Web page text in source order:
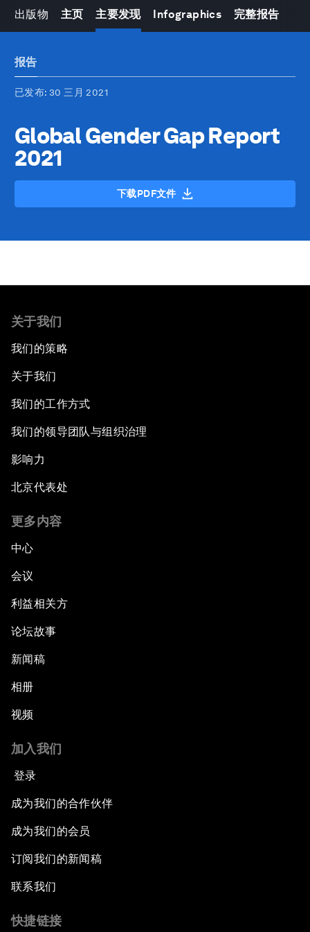
出版物 主页 主要发现 Infographics 完整报告
报告
已发布: 30 三月 2021
Global Gender Gap Report
2021
下载PDF文件
关于我们
我们的策略
关于我们
我们的工作方式
我们的领导团队与组织治理
影响力
北京代表处
更多内容
中心
会议
利益相关方
论坛故事
新闻稿
相册
视频
加入我们
登录
成为我们的合作伙伴
成为我们的会员
订阅我们的新闻稿
联系我们
快捷链接